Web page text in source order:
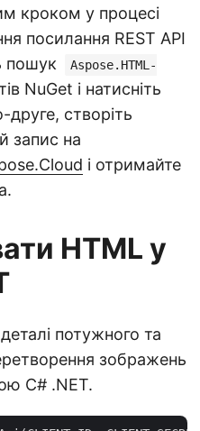
кроком у процесі
посилання REST API
пошук
Aspose.HTML-
NuGet і натисніть
друге, створіть
запис на
і отримайте
HTML у
потужного та
зображень
C# .NET.